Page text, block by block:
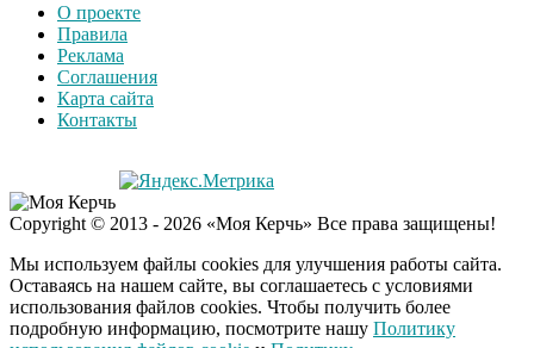
О проекте
Правила
Реклама
Соглашения
Карта сайта
Контакты
Copyright © 2013 - 2026 «Моя Керчь» Все права защищены!
Мы используем файлы cookies для улучшения работы сайта.
Оставаясь на нашем сайте, вы соглашаетесь с условиями
использования файлов cookies. Чтобы получить более
подробную информацию, посмотрите нашу Политику